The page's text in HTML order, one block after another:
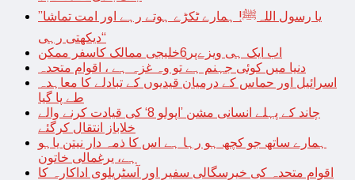
’’یا رسول اللہﷺ! ہمارے ٹکڑے ہوتے رہے اور امت تماشا
دیکھتی رہی‘‘
اب ایک ہی ویزےپر6خلیجی ممالک کاسفر ممکن
دنیا میں کوئی جہنم ہے تو وہ غزہ ہے ، اقوام متحدہ
اسرائیل اور حماس کے درمیان قیدیوں کے تبادلے کا معاہدہ
طے پا گیا
چاند کے پہلے انسانی مشن ’اپولو 8‘ کی قیادت کرنے والے
خلاباز انتقال کرگئے
ہمارے ساتھ جو کچھ ہو رہا ہے اس کا ذمہ دار نیتن یاہو
ہے، یرغمالی خاتون
اقوام متحدہ کی خیرسگالی سفیر اور آسٹریلوی اداکارہ کا